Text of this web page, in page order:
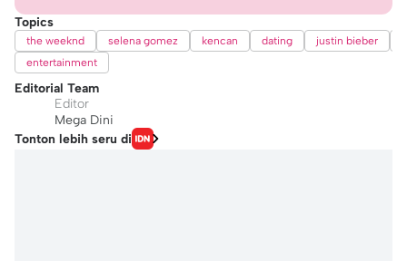
Topics
the weeknd selena gomez kencan dating justin bieber
entertainment
Editorial Team
Editor
Mega Dini
Tonton lebih seru di